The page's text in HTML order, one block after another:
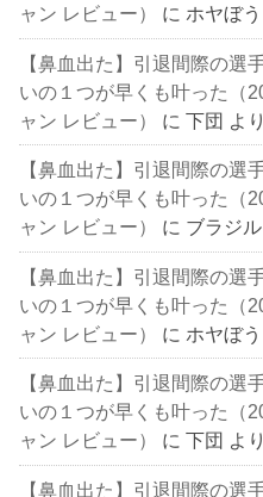
ャン レビュー）
に ホヤぼう
【鼻血出た】引退間際の選
いの１つが早くも叶った（
ャン レビュー）
に下団 より
【鼻血出た】引退間際の選
いの１つが早くも叶った（
ャン レビュー）
に ブラジル
【鼻血出た】引退間際の選
いの１つが早くも叶った（
ャン レビュー）
に ホヤぼう
【鼻血出た】引退間際の選
いの１つが早くも叶った（
ャン レビュー）
に下団 より
【鼻血出た】引退間際の選